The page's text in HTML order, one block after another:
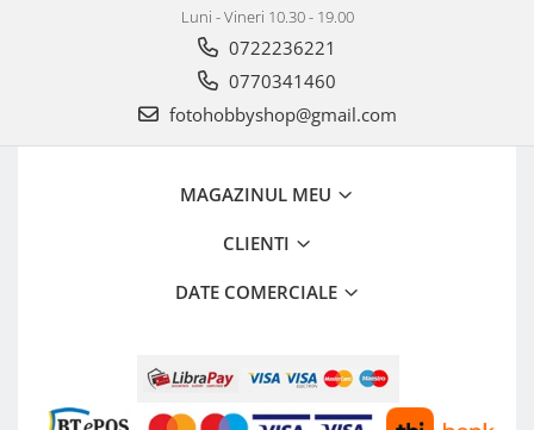
Luni - Vineri 10.30 - 19.00
0722236221
0770341460
fotohobbyshop@gmail.com
MAGAZINUL MEU
CLIENTI
DATE COMERCIALE